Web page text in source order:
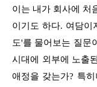
이는 내가 회사에 처
이기도 하다. 여담이
도'를 물어보는 질문
시대에 외부에 노출
애정을 갖는가? 특